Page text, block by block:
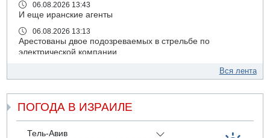
06.08.2026 13:43
И еще иранские агенты
06.08.2026 13:13
Арестованы двое подозреваемых в стрельбе по
электрической компании
Возле Кирьят-Арбы пожар на местности
06.08.2026 12:06
США не будут давить на Израиль в вопросе Ливана
06.08.2026 11:41
Трое подростков ограбили сексшоп в Холоне
Вся лента
ПОГОДА В ИЗРАИЛЕ
Тель-Авив